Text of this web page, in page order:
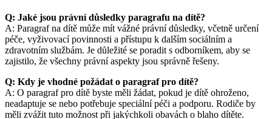
Q: Jaké jsou právní důsledky paragrafu na dítě?
A: Paragraf na dítě může mít vážné právní důsledky, včetně určení
péče, vyživovací povinnosti a přístupu k dalším sociálním a
zdravotním službám. Je důležité se poradit s odborníkem, aby se
zajistilo, že všechny právní aspekty jsou správně řešeny.
Q: Kdy je vhodné požádat o paragraf pro dítě?
A: O paragraf pro dítě byste měli žádat, pokud je dítě ohroženo,
neadaptuje se nebo potřebuje speciální péči a podporu. Rodiče by
měli zvážit tuto možnost při jakýchkoli obavách o blaho dítěte.